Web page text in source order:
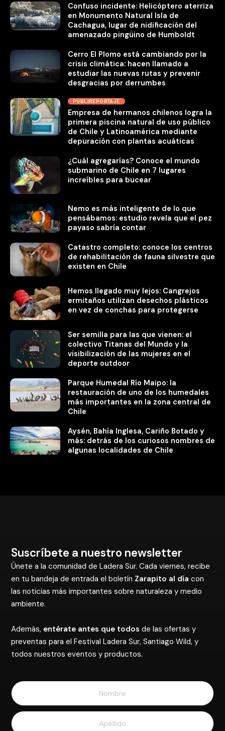
Confuso incidente: Helicóptero aterriza
en Monumento Natural Isla de
Cachagua, lugar de nidificación del
amenazado pingüino de Humboldt
Cerro El Plomo está cambiando por la
crisis climática: hacen llamado a
estudiar las nuevas rutas y prevenir
desgracias por derrumbes
PUBLIREPORTAJE
Empresa de hermanos chilenos logra la
primera piscina natural de uso público
de Chile y Latinoamérica mediante
depuración con plantas acuáticas
¿Cuál agregarías? Conoce el mundo
submarino de Chile en 7 lugares
increíbles para bucear
Nemo es más inteligente de lo que
pensábamos: estudio revela que el pez
payaso sabría contar
Catastro completo: conoce los centros
de rehabilitación de fauna silvestre que
existen en Chile
Hemos llegado muy lejos: Cangrejos
ermitaños utilizan desechos plásticos
en vez de conchas para protegerse
Ser semilla para las que vienen: el
colectivo Titanas del Mundo y la
visibilización de las mujeres en el
deporte outdoor
Parque Humedal Río Maipo: la
restauración de uno de los humedales
más importantes en la zona central de
Chile
Aysén, Bahía Inglesa, Cariño Botado y
más: detrás de los curiosos nombres de
algunas localidades de Chile
Suscríbete a nuestro newsletter
Únete a la comunidad de Ladera Sur. Cada viernes, recibe
en tu bandeja de entrada el boletín Zarapito al día con
las noticias más importantes sobre naturaleza y medio
ambiente.
Además, entérate antes que todos de las ofertas y
preventas para el Festival Ladera Sur, Santiago Wild, y
todos nuestros eventos y productos.